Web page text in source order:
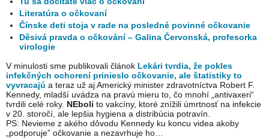
Literatúra o očkovaní
Čínske deti stoja v rade na posledné povinné očkovanie
Děsivá pravda o očkování – Galina Červonská, profesorka
virologie
V minulosti sme publikovali článok Lekári tvrdia, že pokles
infekčných ochorení prinieslo očkovanie, ale štatistiky to
vyvracajú a teraz už aj Americký minister zdravotníctva Robert F.
Kennedy, mladší uvádza na pravú mieru to, čo mnohí „antivaxeri“
tvrdili celé roky. NEboli to vakcíny, ktoré znížili úmrtnosť na infekcie
v 20. storočí, ale lepšia hygiena a distribúcia potravín.
PS: Nevieme z akého dôvodu Kennedy ku koncu videa akoby
„podporuje” očkovanie a nezavrhuje ho…